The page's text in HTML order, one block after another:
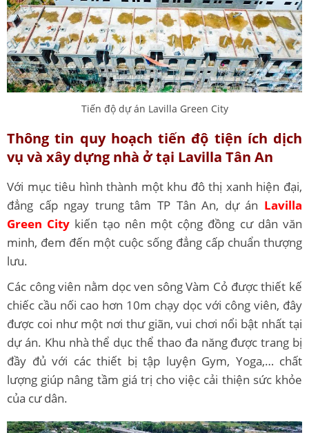
Tiến độ dự án Lavilla Green City
Thông tin quy hoạch tiến độ tiện ích dịch
vụ và xây dựng nhà ở tại Lavilla Tân An
Với mục tiêu hình thành một khu đô thị xanh hiện đại,
đẳng cấp ngay trung tâm TP Tân An, dự án Lavilla
Green City kiến tạo nên một cộng đồng cư dân văn
minh, đem đến một cuộc sống đẳng cấp chuẩn thượng
lưu.
Các công viên nằm dọc ven sông Vàm Cỏ được thiết kế
chiếc cầu nối cao hơn 10m chạy dọc với công viên, đây
được coi như một nơi thư giãn, vui chơi nổi bật nhất tại
dự án. Khu nhà thể dục thể thao đa năng được trang bị
đầy đủ với các thiết bị tập luyện Gym, Yoga,… chất
lượng giúp nâng tầm giá trị cho việc cải thiện sức khỏe
của cư dân.